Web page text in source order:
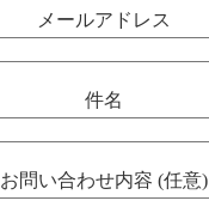
メールアドレス
件名
お問い合わせ内容 (任意)